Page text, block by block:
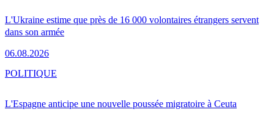
L'Ukraine estime que près de 16 000 volontaires étrangers servent
dans son armée
06.08.2026
L'Espagne anticipe une nouvelle poussée migratoire à Ceuta
POLITIQUE